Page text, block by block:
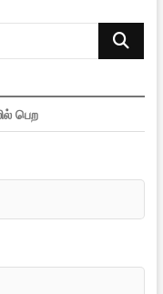
Search
பெற